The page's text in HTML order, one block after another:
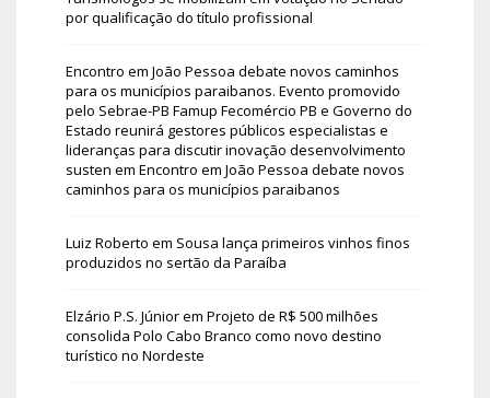
por qualificação do título profissional
Encontro em João Pessoa debate novos caminhos
para os municípios paraibanos. Evento promovido
pelo Sebrae-PB Famup Fecomércio PB e Governo do
Estado reunirá gestores públicos especialistas e
lideranças para discutir inovação desenvolvimento
susten em Encontro em João Pessoa debate novos
caminhos para os municípios paraibanos
Luiz Roberto em Sousa lança primeiros vinhos finos
produzidos no sertão da Paraíba
Elzário P.S. Júniorem Projeto de R$ 500 milhões
consolida Polo Cabo Branco como novo destino
turístico no Nordeste